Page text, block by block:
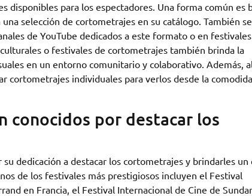
disponibles para los espectadores. Una forma común es
selección de cortometrajes en su catálogo. También
de YouTube dedicados a este formato o en
o festivales de cortometrajes también brinda la
en un entorno comunitario y colaborativo. Además,
cortometrajes individuales para verlos desde la
conocidos por destacar los
dedicación a destacar los cortometrajes y brindarles un
de los festivales más prestigiosos incluyen el Festival
en Francia, el Festival Internacional de Cine de